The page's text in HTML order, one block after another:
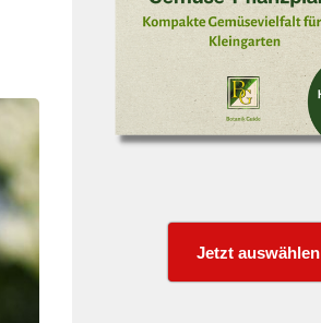
Jetzt auswählen